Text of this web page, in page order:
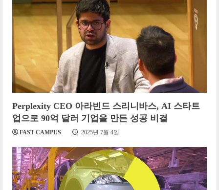
Perplexity CEO 아라빈드 스리니바스, AI 스타트
업으로 90억 달러 기업을 만든 성공 비결
FAST CAMPUS 2025년 7월 4일